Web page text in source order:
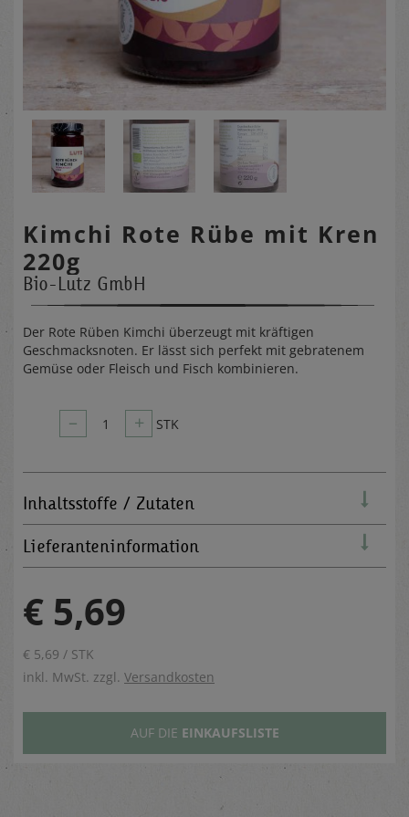
Kimchi Rote Rübe mit Kren
220g
Bio-Lutz GmbH
Der Rote Rüben Kimchi überzeugt mit kräftigen
Geschmacksnoten. Er lässt sich perfekt mit gebratenem
Gemüse oder Fleisch und Fisch kombinieren.
– 1 + STK
Inhaltsstoffe / Zutaten
Lieferanteninformation
€ 5,69
€ 5,69 / STK
inkl. MwSt. zzgl. Versandkosten
AUF DIE EINKAUFSLISTE